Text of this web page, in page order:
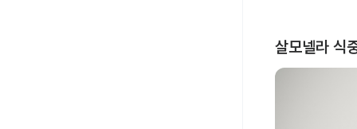
살모넬라 식